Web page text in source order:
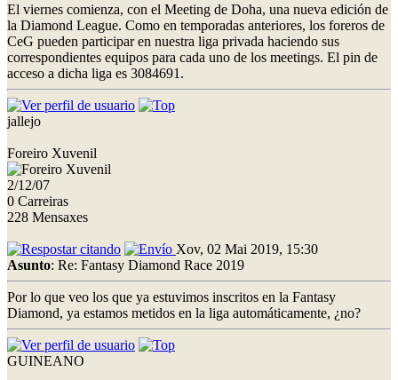
El viernes comienza, con el Meeting de Doha, una nueva edición de
la Diamond League. Como en temporadas anteriores, los foreros de
CeG pueden participar en nuestra liga privada haciendo sus
correspondientes equipos para cada uno de los meetings. El pin de
acceso a dicha liga es 3084691.
jallejo
Foreiro Xuvenil
2/12/07
0 Carreiras
228 Mensaxes
Xov, 02 Mai 2019, 15:30
Asunto: Re: Fantasy Diamond Race 2019
Por lo que veo los que ya estuvimos inscritos en la Fantasy
Diamond, ya estamos metidos en la liga automáticamente, ¿no?
GUINEANO